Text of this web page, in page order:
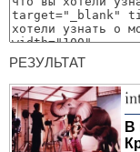
РЕЗУЛЬТАТ
В